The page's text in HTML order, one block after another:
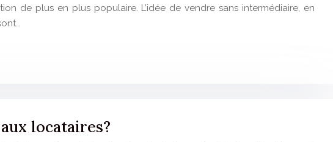
de plus en plus populaire. L’idée de vendre sans intermédiaire, en
locataires?